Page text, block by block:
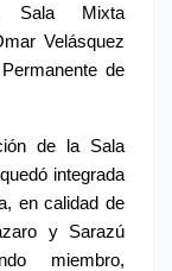
Sala Mixta
Velásquez
de
de la Sala
integrada
en calidad de
y Sarazú
miembro,